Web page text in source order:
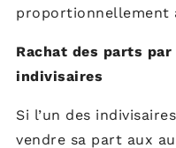
proportionnellement
Rachat des parts
indivisaires
Si l’un des
vendre sa part aux